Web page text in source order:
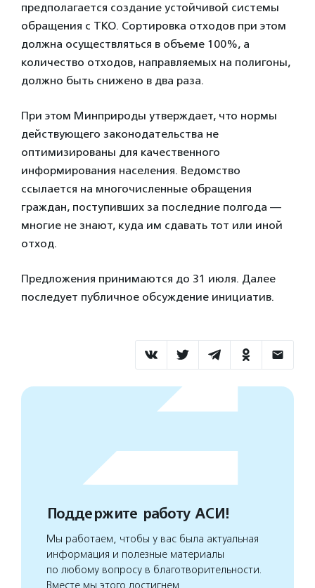
предполагается создание устойчивой системы
обращения с ТКО. Сортировка отходов при этом
должна осуществляться в объеме 100%, а
количество отходов, направляемых на полигоны,
должно быть снижено в два раза.
При этом Минприроды утверждает, что нормы
действующего законодательства не
оптимизированы для качественного
информирования населения. Ведомство
ссылается на многочисленные обращения
граждан, поступивших за последние полгода —
многие не знают, куда им сдавать тот или иной
отход.
Предложения принимаются до 31 июля. Далее
последует публичное обсуждение инициатив.
Поддержите работу АСИ!
Мы работаем, чтобы у вас была актуальная
информация и полезные материалы
по любому вопросу в благотворительности.
Вместе мы этого достигнем